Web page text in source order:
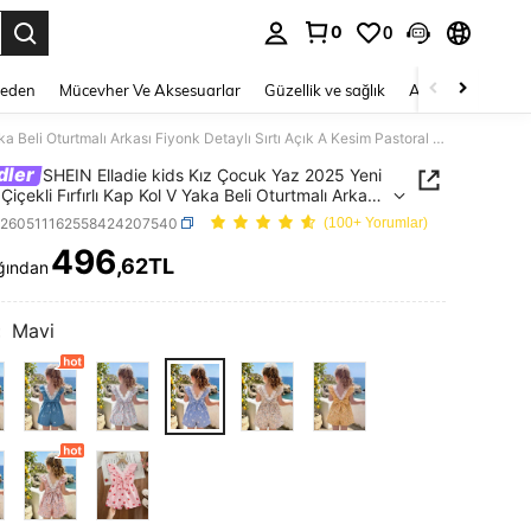
0 0
Mücevher Ve Aksesuarlar Güzellik ve sağlık Ayakkabı
SHEIN Elladie kids Kız Çocuk Yaz 2025 Yeni Küçük Çiçekli Fırfırlı Kap Kol V Yaka Beli Oturtmalı Arkası Fiyonk Detaylı Sırtı Açık A Kesim Pastoral Stil Moda Tulum
SHEIN Elladie kids Kız Çocuk Yaz 2025 Yeni
Fırfırlı Kap Kol V Yaka Beli Oturtmalı Arkası
Sırtı Açık A Kesim Pastoral Stil Moda(100+ Yorumlar)
AND AVAILABILITY
496,62TL
Mavi